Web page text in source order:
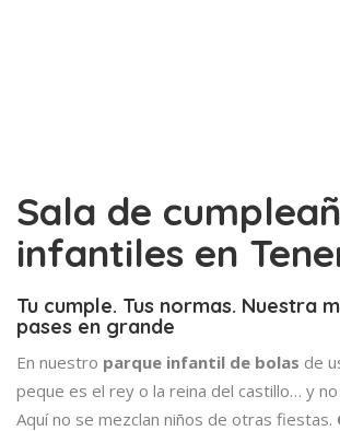
Sala de
infantiles en
Tu cumple. Tus normas. Nuestra
pases en grande
En nuestro parque infantil de bolas de
peque es el rey o la reina del castillo… y
Aquí no se mezclan niños de otras fiestas.